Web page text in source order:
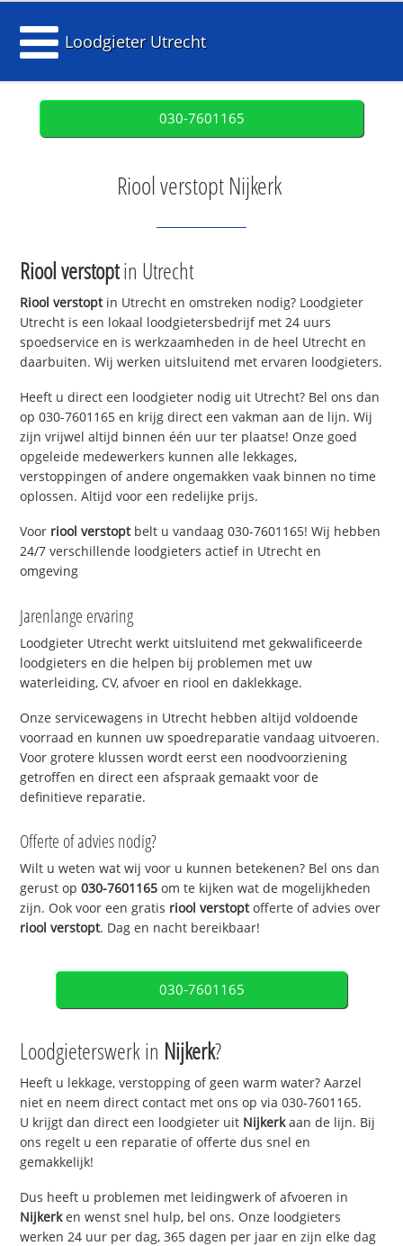
Loodgieter Utrecht
030-7601165
Riool verstopt Nijkerk
Riool verstoptin Utrecht
Riool verstoptin Utrecht en omstreken nodig? Loodgieter
Utrecht is een lokaal loodgietersbedrijf met 24 uurs
spoedservice en is werkzaamheden in de heel Utrecht en
daarbuiten. Wij werken uitsluitend met ervaren loodgieters.
Heeft u direct een loodgieter nodig uit Utrecht? Bel ons dan
op 030-7601165 en krijg direct een vakman aan de lijn. Wij
zijn vrijwel altijd binnen één uur ter plaatse! Onze goed
opgeleide medewerkers kunnen alle lekkages,
verstoppingen of andere ongemakken vaak binnen no time
oplossen. Altijd voor een redelijke prijs.
Voor riool verstoptbelt u vandaag 030-7601165! Wij hebben
24/7 verschillende loodgieters actief in Utrecht en
omgeving
Jarenlange ervaring
Loodgieter Utrecht werkt uitsluitend met gekwalificeerde
loodgieters en die helpen bij problemen met uw
waterleiding, CV, afvoer en riool en daklekkage.
Onze servicewagens in Utrecht hebben altijd voldoende
voorraad en kunnen uw spoedreparatie vandaag uitvoeren.
Voor grotere klussen wordt eerst een noodvoorziening
getroffen en direct een afspraak gemaakt voor de
definitieve reparatie.
Offerte of advies nodig?
Wilt u weten wat wij voor u kunnen betekenen? Bel ons dan
gerust op030-7601165 om te kijken wat de mogelijkheden
zijn. Ook voor een gratis riool verstoptofferte of advies over
riool verstopt. Dag en nacht bereikbaar!
030-7601165
Loodgieterswerk in Nijkerk?
Heeft u lekkage, verstopping of geen warm water? Aarzel
niet en neem direct contact met ons op via 030-7601165.
U krijgt dan direct een loodgieter uit Nijkerkaan de lijn. Bij
ons regelt u een reparatie of offerte dus snel en
gemakkelijk!
Dus heeft u problemen met leidingwerk of afvoeren in
Nijkerken wenst snel hulp, bel ons. Onze loodgieters
werken 24 uur per dag, 365 dagen per jaar en zijn elke dag